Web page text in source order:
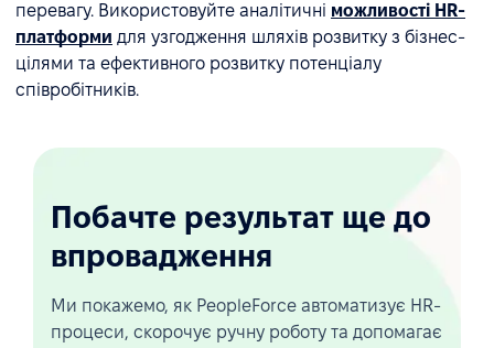
перевагу. Використовуйте аналітичні можливості HR-
платформи для узгодження шляхів розвитку з бізнес-
цілями та ефективного розвитку потенціалу
співробітників.
Побачте результат ще до
впровадження
Ми покажемо, як PeopleForce автоматизує HR-
процеси, скорочує ручну роботу та допомагає